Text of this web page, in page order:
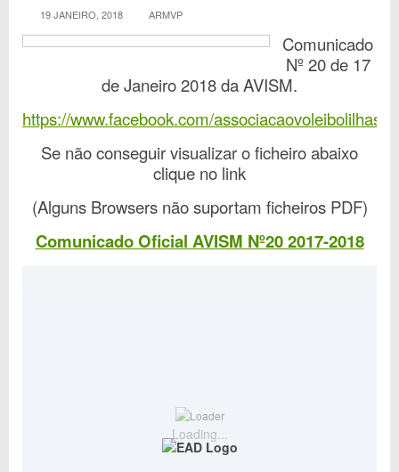
19 JANEIRO, 2018 ARMVP
Comunicado
Nº 20 de 17
de Janeiro 2018 da AVISM.
https://www.facebook.com/
Se não conseguir visualizar o ficheiro abaixo
clique no link
(Alguns Browsers não suportam ficheiros PDF)
Comunicado Oficial AVISM Nº20 2017-2018
Loading...